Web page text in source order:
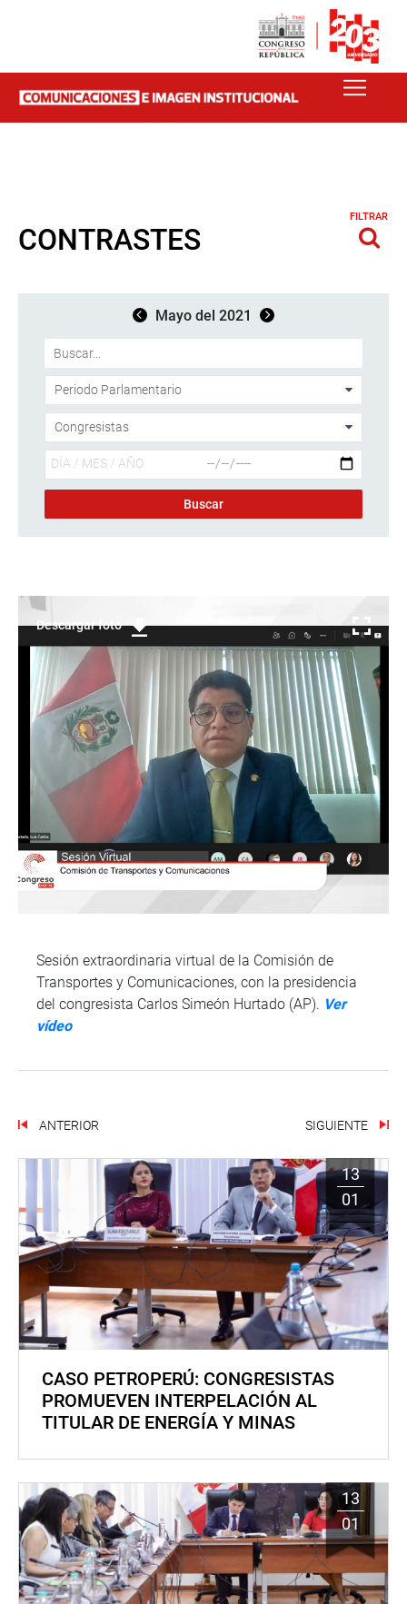
CONTRASTES
FILTRAR
Mayo del 2021
Descargar foto
Sesión extraordinaria virtual de la Comisión de
Transportes y Comunicaciones, con la presidencia
del congresista Carlos Simeón Hurtado (AP). Ver
vídeo
ANTERIOR SIGUIENTE
13
01
CASO PETROPERÚ: CONGRESISTAS
PROMUEVEN INTERPELACIÓN AL
TITULAR DE ENERGÍA Y MINAS
13
01